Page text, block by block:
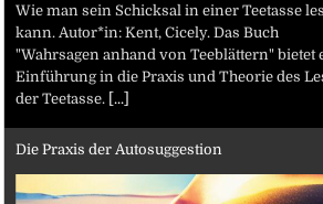
Wie man sein Schicksal in einer Teetasse
kann. Autor*in: Kent, Cicely. Das Buch
"Wahrsagen anhand von Teeblättern" bietet
Einführung in die Praxis und Theorie des
der Teetasse. [...]
Die Praxis der Autosuggestion